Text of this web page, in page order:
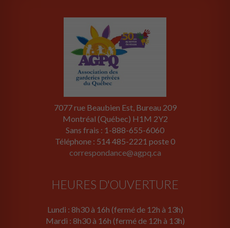
7077 rue Beaubien Est, Bureau 209
Montréal (Québec) H1M 2Y2
Sans frais : 1-888-655-6060
Téléphone : 514 485-2221 poste 0
correspondance@agpq.ca
HEURES D'OUVERTURE
Lundi : 8h30 à 16h (fermé de 12h à 13h)
Mardi : 8h30 à 16h (fermé de 12h à 13h)